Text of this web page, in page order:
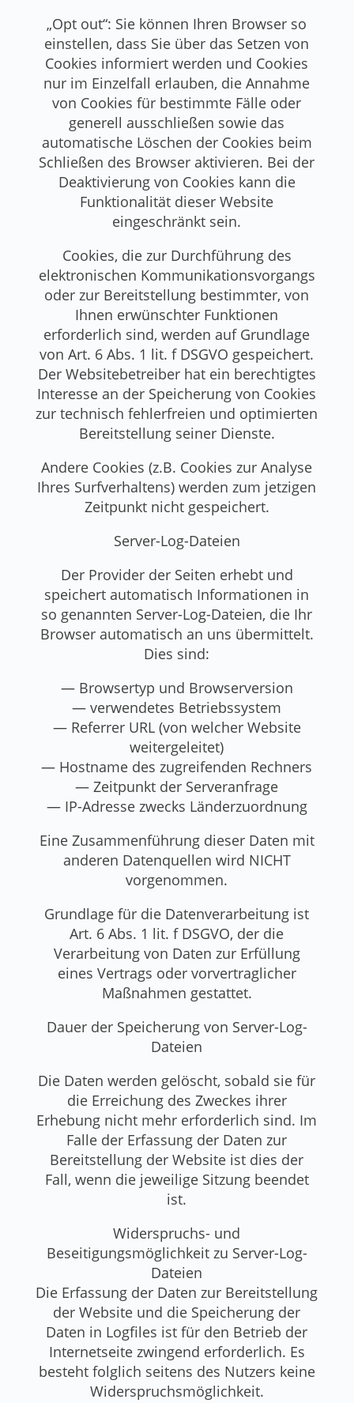
„Opt out“: Sie können Ihren Browser so
einstellen, dass Sie über das Setzen von
Cookies informiert werden und Cookies
nur im Einzelfall erlauben, die Annahme
von Cookies für bestimmte Fälle oder
generell ausschließen sowie das
automatische Löschen der Cookies beim
Schließen des Browser aktivieren. Bei der
Deaktivierung von Cookies kann die
Funktionalität dieser Website
eingeschränkt sein.
Cookies, die zur Durchführung des
elektronischen Kommunikationsvorgangs
oder zur Bereitstellung bestimmter, von
Ihnen erwünschter Funktionen
erforderlich sind, werden auf Grundlage
von Art. 6 Abs. 1 lit. f DSGVO gespeichert.
Der Websitebetreiber hat ein berechtigtes
Interesse an der Speicherung von Cookies
zur technisch fehlerfreien und optimierten
Bereitstellung seiner Dienste.
Andere Cookies (z.B. Cookies zur Analyse
Ihres Surfverhaltens) werden zum jetzigen
Zeitpunkt nicht gespeichert.
Server-Log-Dateien
Der Provider der Seiten erhebt und
speichert automatisch Informationen in
so genannten Server-Log-Dateien, die Ihr
Browser automatisch an uns übermittelt.
Dies sind:
— Browsertyp und Browserversion
— verwendetes Betriebssystem
— Referrer URL (von welcher Website
weitergeleitet)
— Hostname des zugreifenden Rechners
— Zeitpunkt der Serveranfrage
— IP-Adresse zwecks Länderzuordnung
Eine Zusammenführung dieser Daten mit
anderen Datenquellen wird NICHT
vorgenommen.
Grundlage für die Datenverarbeitung ist
Art. 6 Abs. 1 lit. f DSGVO, der die
Verarbeitung von Daten zur Erfüllung
eines Vertrags oder vorvertraglicher
Maßnahmen gestattet.
Dauer der Speicherung von Server-Log-
Dateien
Die Daten werden gelöscht, sobald sie für
die Erreichung des Zweckes ihrer
Erhebung nicht mehr erforderlich sind. Im
Falle der Erfassung der Daten zur
Bereitstellung der Website ist dies der
Fall, wenn die jeweilige Sitzung beendet
ist.
Widerspruchs- und
Beseitigungsmöglichkeit zu Server-Log-
Dateien
Die Erfassung der Daten zur Bereitstellung
der Website und die Speicherung der
Daten in Logfiles ist für den Betrieb der
Internetseite zwingend erforderlich. Es
besteht folglich seitens des Nutzers keine
Widerspruchsmöglichkeit.